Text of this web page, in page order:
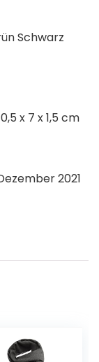
Schwarz
x 7 x 1,5 cm
Amazon.de seit ‏ : ‎ 7. Dezember 2021